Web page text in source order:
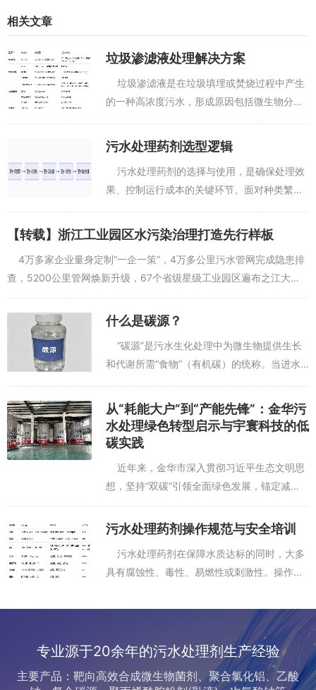
生化处理部分配置A/O工艺反应器和MBR膜生物反应器；
深度处理环节配置臭氧氧化装置及纳滤（NF）和反渗透（RO）系
统。
3.2技术特点
设备设计针对餐厨废水中典型高油（2000-5000毫克/升）和高渣
（SS>3000mg/L）废水特性；
智能化控制系统可在线监测pH值、溶解氧等参数，支持远程运维，
采用模块化生产工艺，有助于降低约30%的能耗，并缩短投资回报
相关文章
垃圾渗滤液处理解决方案
垃圾渗滤液是在垃圾填埋或焚烧过程中产生
的一种高浓度污水，形成原因包括微生物分
氧量（COD）可能超过23000mg/L，氨氮浓
度一般在...
污水处理药剂选型逻辑
污水处理药剂的选择与使用，是确保处理效
果、控制运行成本的关键环节。面对种类繁多
剂等），如何科学选型是每个环保从业者都需
要掌握的技能。...
【转载】浙江工业园区水污染治理打造先行样板
4万多家企业量身定制“一企一策”，4万多公里污水管网完成隐患排
查，5200公里管网焕新升级，67个省级星级工业园区遍布之江大
地。这组数字的背后，是浙江工业园区水污染治理从“...
什么是碳源？
“碳源”是污水生化处理中为微生物提供生长
和代谢所需“食物”（有机碳）的统称。当进水
外部投加碳源，以驱动反硝化脱氮、生物除磷
等核心过...
从“耗能大户”到“产能先锋”：金华污
水处理绿色转型启示与宇寰科技的低
碳实践
近年来，金华市深入贯彻习近平生态文明思
想，坚持“双碳”引领全面绿色发展，锚定减
污、降碳、增效、提质目标，统筹推进城镇污
水处理厂源头、过程、末端全链条绿色低碳改
污水处理药剂操作规范与安全培训
污水处理药剂在保障水质达标的同时，大多
具有腐蚀性、毒性、易燃性或刺激性。操作不
设备损坏甚至安全事故。因此，建立系统的操
专业源于20余年的污水处理剂生产经验
主要产品：靶向高效合成微生物菌剂、聚合氯化铝、乙酸